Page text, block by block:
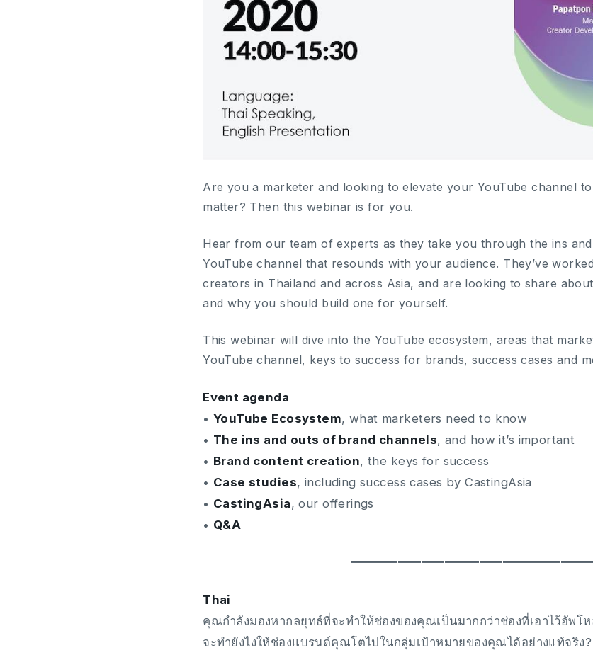
Are you a marketer and looking to elevate your YouTube channel
matter? Then this webinar is for you.
Hear from our team of experts as they take you through the ins
YouTube channel that resounds with your audience. They’ve
creators in Thailand and across Asia, and are looking to share
and why you should build one for yourself.
This webinar will dive into the YouTube ecosystem, areas that
YouTube channel, keys to success for brands, success cases and
Event agenda
• YouTube Ecosystem, what marketers need to know
• The ins and outs of brand channels, and how it’s important
• Brand content creation, the keys for success
• Case studies, including success cases by CastingAsia
• CastingAsia, our offerings
• Q&A
Thai
คุณกำลังมองหากลยุทธ์ที่จะทำให้ช่องของคุณเป็นมากกว่าช่องที่เอาไว้อัพโ
จะทำยังไงให้ช่องแบรนด์คุณโตไปในกลุ่มเป้าหมายของคุณได้อย่างแท้จ